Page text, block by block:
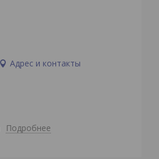
Адрес и контакты
Подробнее